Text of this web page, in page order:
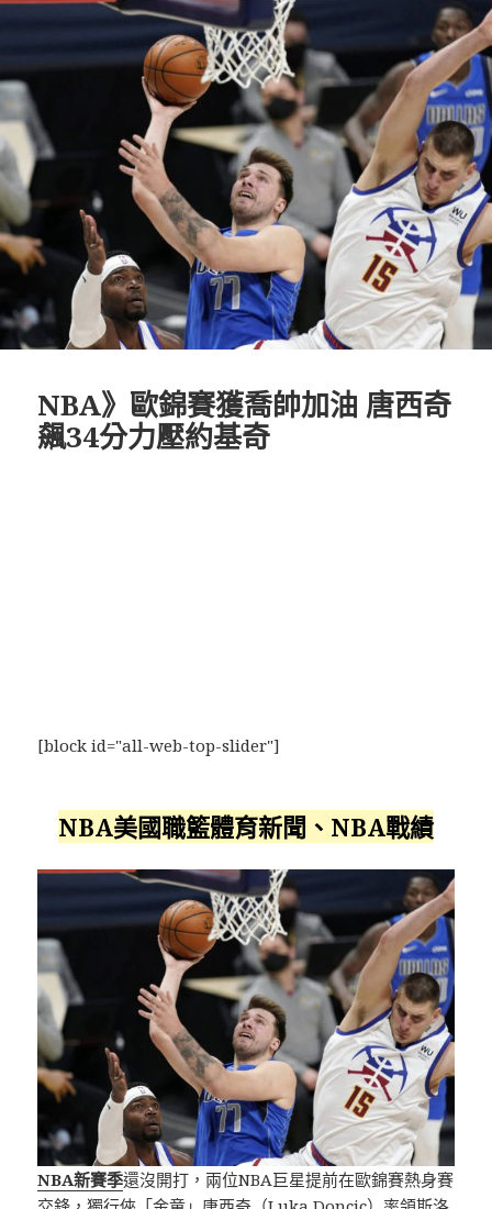
NBA》歐錦賽獲喬帥加油 唐西奇
飆34分力壓約基奇
[block id="all-web-top-slider"]
NBA美國職籃體育新聞、NBA戰績
NBA新賽季還沒開打，兩位NBA巨星提前在歐錦賽熱身賽